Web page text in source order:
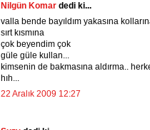
Nilgün Komar dedi ki...
valla bende bayıldım yakasına
sırt kısmına
çok beyendim çok
güle güle kullan...
kimsenin de bakmasına aldırma..
hıh...
22 Aralık 2009 12:27